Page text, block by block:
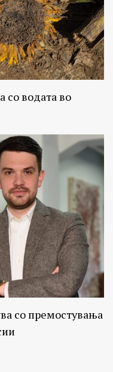
со водата во
со премостувања